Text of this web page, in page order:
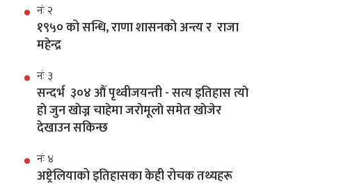
नंः २
१९५० को सन्धि, राणा शासनको अन्त्य र राजा
महेन्द्र
नंः ३
सन्दर्भ ३०४ औं पृथ्वीजयन्ती - सत्य इतिहास त्याे
हाे जुन खाेज्न चाहेमा जराेमूलाे समेत खाेजेर
देखाउन सकिन्छ
नंः ४
अष्ट्रेलियाको इतिहासका केही रोचक तथ्यहरू